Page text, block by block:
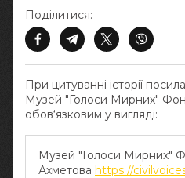
При цитуванні історії
Музей "Голоси Мирних"
обов‘язковим у вигляді:
Музей "Голоси Мирних"
Ахметова https://
Поділитися: